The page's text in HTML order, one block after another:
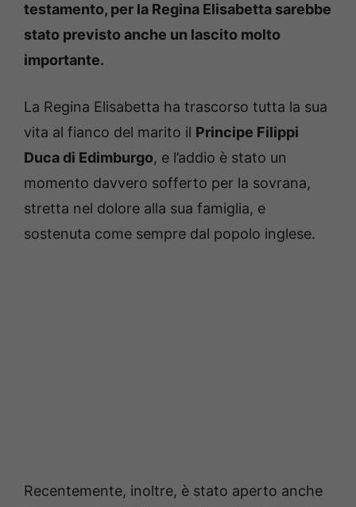
testamento, per la Regina Elisabetta sarebbe
stato previsto anche un lascito molto
importante.
La Regina Elisabetta ha trascorso tutta la sua
vita al fianco del marito il Principe Filippi
Duca di Edimburgo, e l’addio è stato un
momento davvero sofferto per la sovrana,
stretta nel dolore alla sua famiglia, e
sostenuta come sempre dal popolo inglese.
Recentemente, inoltre, è stato aperto anche